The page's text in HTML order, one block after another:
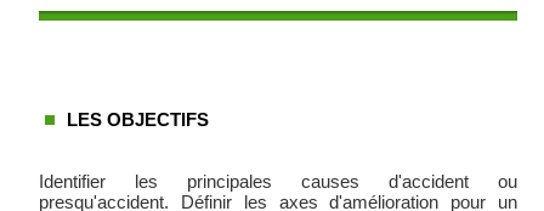
LES OBJECTIFS
Identifier les principales causes d'accident ou
presqu'accident. Définir les axes d'amélioration pour un